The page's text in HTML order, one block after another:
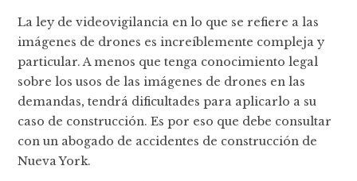
La ley de videovigilancia en lo que se refiere a las
imágenes de drones es increíblemente compleja y
particular. A menos que tenga conocimiento legal
sobre los usos de las imágenes de drones en las
demandas, tendrá dificultades para aplicarlo a su
caso de construcción. Es por eso que debe consultar
con un abogado de accidentes de construcción de
Nueva York.